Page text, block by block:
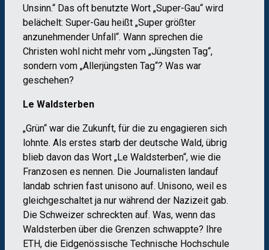
Unsinn.“ Das oft benutzte Wort „Super-Gau“ wird
belächelt: Super-Gau heißt „Super größter
anzunehmender Unfall“. Wann sprechen die
Christen wohl nicht mehr vom „Jüngsten Tag“,
sondern vom „Allerjüngsten Tag“? Was war
geschehen?
Le Waldsterben
„Grün“ war die Zukunft, für die zu engagieren sich
lohnte. Als erstes starb der deutsche Wald, übrig
blieb davon das Wort „Le Waldsterben“, wie die
Franzosen es nennen. Die Journalisten landauf
landab schrien fast unisono auf. Unisono, weil es
gleichgeschaltet ja nur während der Nazizeit gab.
Die Schweizer schreckten auf. Was, wenn das
Waldsterben über die Grenzen schwappte? Ihre
ETH, die Eidgenössische Technische Hochschule